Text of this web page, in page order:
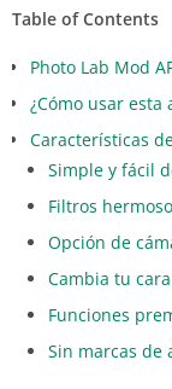
Table of Contents
Photo Lab Mod
¿Cómo usar esta
Características
Simple y fácil
Filtros
Opción de
Cambia tu
Funciones
Sin marcas de